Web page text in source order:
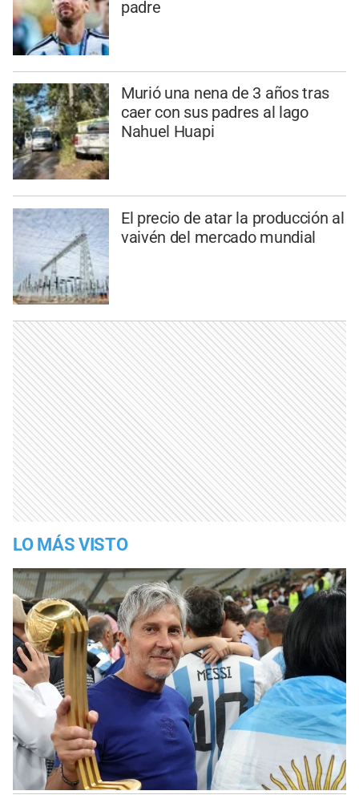
padre
Murió una nena de 3 años tras
caer con sus padres al lago
Nahuel Huapi
El precio de atar la producción al
vaivén del mercado mundial
LO MÁS VISTO